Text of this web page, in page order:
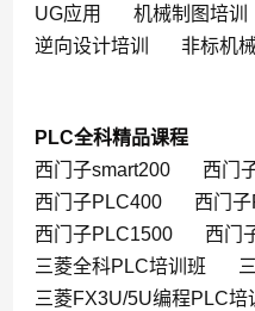
UG应用
机械制图培训
逆向设计培训
非标机
PLC全科精品课程
西门子smart200
西门
西门子PLC400
西门
西门子PLC1500
西门
三菱全科PLC培训班
三菱FX3U/5U编程PLC培